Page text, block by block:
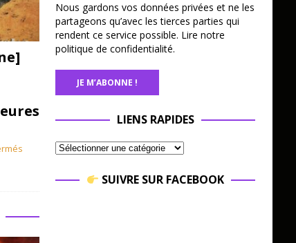
Nous gardons vos données privées et ne les
partageons qu’avec les tierces parties qui
rendent ce service possible. Lire notre
politique de confidentialité.
LIENS RAPIDES
SUIVRE SUR FACEBOOK